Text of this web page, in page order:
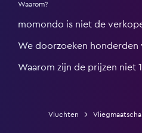
Waarom?
momondo is niet de
We doorzoeken honderden
Waarom zijn de prijzen niet
Vluchten